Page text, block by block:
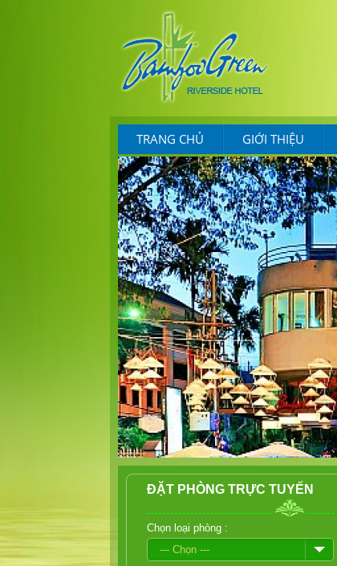
TRANG CHỦ GIỚI THIỆU
ĐẶT PHÒNG TRỰC TUYẾN
Chọn loại phòng :
--- Chọn ---